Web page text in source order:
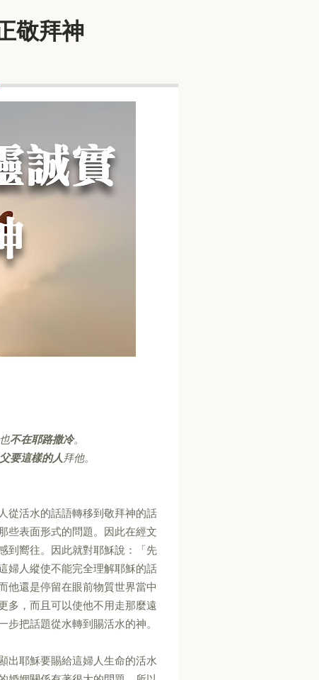
敬拜神
不在耶路撒冷。
父要這樣的人拜他。
從活水的話語轉移到敬拜神的話
些表面形式的問題。因此在經文
到嚮往。因此就對耶穌說：「先
婦人縱使不能完全理解耶穌的話
他還是停留在眼前物質世界當中
多，而且可以使他不用走那麼遠
把話題從水轉到賜活水的神。
出耶穌要賜給這婦人生命的活水